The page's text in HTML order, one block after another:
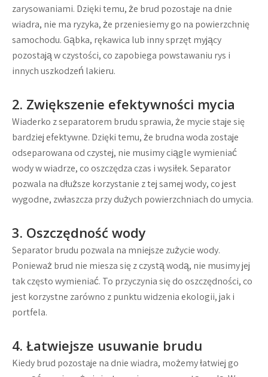
zarysowaniami. Dzięki temu, że brud pozostaje na dnie
wiadra, nie ma ryzyka, że przeniesiemy go na powierzchnię
samochodu. Gąbka, rękawica lub inny sprzęt myjący
pozostają w czystości, co zapobiega powstawaniu rys i
innych uszkodzeń lakieru.
2. Zwiększenie efektywności mycia
Wiaderko z separatorem brudu sprawia, że mycie staje się
bardziej efektywne. Dzięki temu, że brudna woda zostaje
odseparowana od czystej, nie musimy ciągle wymieniać
wody w wiadrze, co oszczędza czas i wysiłek. Separator
pozwala na dłuższe korzystanie z tej samej wody, co jest
wygodne, zwłaszcza przy dużych powierzchniach do umycia.
3. Oszczędność wody
Separator brudu pozwala na mniejsze zużycie wody.
Ponieważ brud nie miesza się z czystą wodą, nie musimy jej
tak często wymieniać. To przyczynia się do oszczędności, co
jest korzystne zarówno z punktu widzenia ekologii, jak i
portfela.
4. Łatwiejsze usuwanie brudu
Kiedy brud pozostaje na dnie wiadra, możemy łatwiej go